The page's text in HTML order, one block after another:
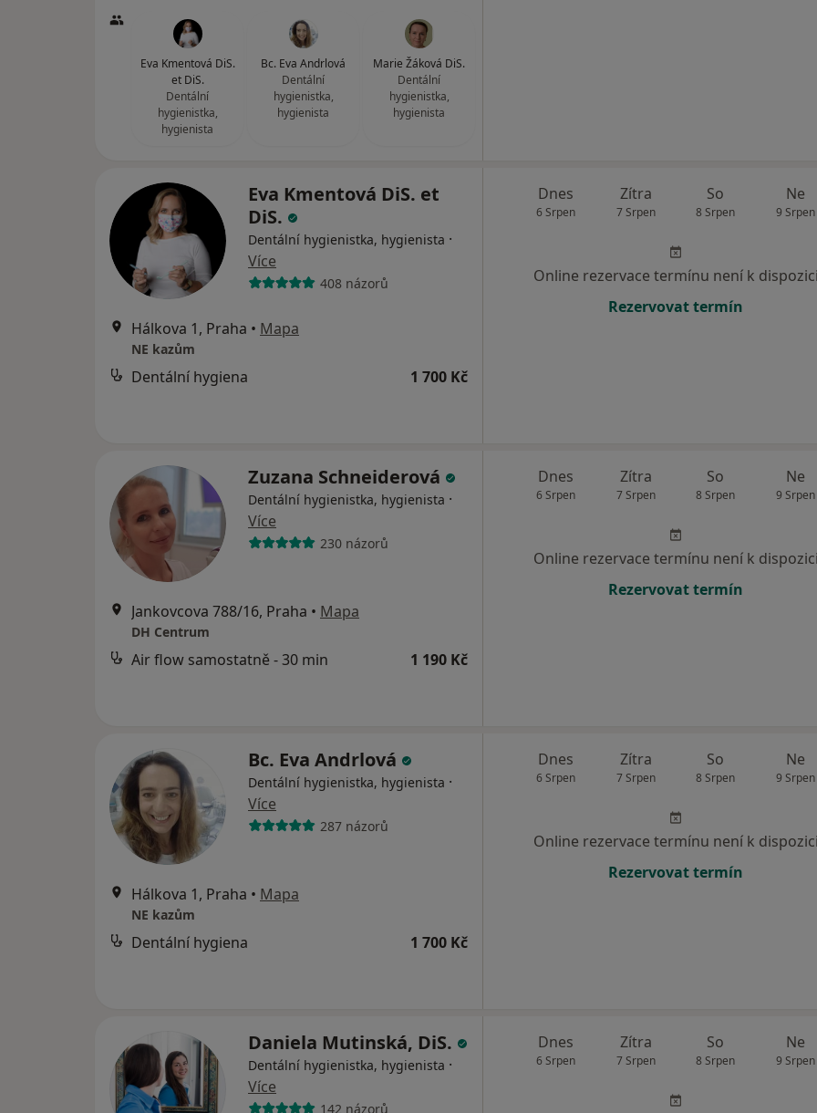
Eva Kmentová DiS.
et DiS.
Dentální
hygienistka,
hygienista
Bc. Eva Andrlová
Dentální
hygienistka,
hygienista
Marie Žáková DiS.
Dentální
hygienistka,
hygienista
Eva Kmentová DiS. et
DiS.
Dentální hygienistka, hygienista ·
Více
408 názorů
Hálkova 1, Praha • Mapa
NE kazům
Dentální hygiena 1 700 Kč
Dnes
6 Srpen
Zítra
7 Srpen
So
8 Srpen
Ne
9 Srpen
Online rezervace termínu není k dispozici
Rezervovat termín
Zuzana Schneiderová
Dentální hygienistka, hygienista ·
Více
230 názorů
Jankovcova 788/16, Praha • Mapa
DH Centrum
Air flow samostatně - 30 min 1 190 Kč
Dnes
6 Srpen
Zítra
7 Srpen
So
8 Srpen
Ne
9 Srpen
Online rezervace termínu není k dispozici
Rezervovat termín
Bc. Eva Andrlová
Dentální hygienistka, hygienista ·
Více
287 názorů
Hálkova 1, Praha • Mapa
NE kazům
Dentální hygiena 1 700 Kč
Dnes
6 Srpen
Zítra
7 Srpen
So
8 Srpen
Ne
9 Srpen
Online rezervace termínu není k dispozici
Rezervovat termín
Daniela Mutinská, DiS.
Dentální hygienistka, hygienista ·
Více
142 názorů
Dnes
6 Srpen
Zítra
7 Srpen
So
8 Srpen
Ne
9 Srpen